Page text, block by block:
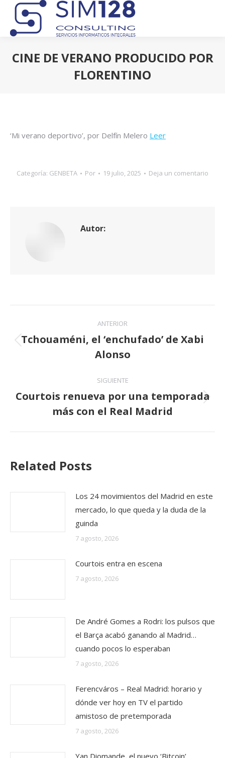
CINE DE VERANO PRODUCIDO POR
FLORENTINO
‘Mi verano deportivo’, por Delfín Melero Leer
Categoría: GENBETA Por 19 julio, 2025 Deja un comentario
Autor:
Navegación
entre
publicaciones
ANTERIOR
Publicación
anterior:
Tchouaméni, el ‘enchufado’ de Xabi
Alonso
SIGUIENTE
Publicación
siguiente:
Courtois renueva por una temporada
más con el Real Madrid
Related Posts
Los 24 movimientos del Madrid en este
mercado, lo que queda y la duda de la
guinda
7 agosto, 2026
Courtois entra en escena
7 agosto, 2026
De André Gomes a Rodri: los pulsos que
el Barça acabó ganando al Madrid…
cuando pocos lo esperaban
7 agosto, 2026
Ferencváros – Real Madrid: horario y
dónde ver hoy en TV el partido
amistoso de pretemporada
7 agosto, 2026
Yan Diomande, el nuevo ‘Bitcoin’